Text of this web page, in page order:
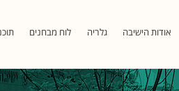
אודות הישיבה גלריה לוח מבחנים